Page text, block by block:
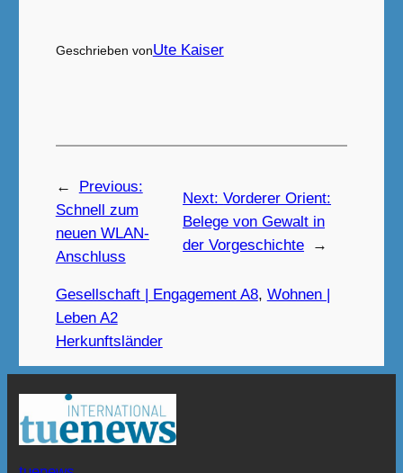
Geschrieben vonUte Kaiser
←
Previous:
Schnell zum
neuen WLAN-
Anschluss
Next:Vorderer Orient:
Belege von Gewalt in
der Vorgeschichte
→
Gesellschaft | Engagement A8, Wohnen |
Leben A2
Herkunftsländer